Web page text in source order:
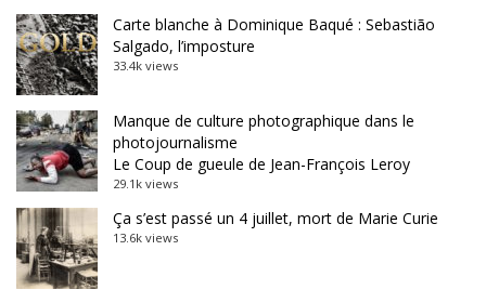
Carte blanche à Dominique Baqué : Sebastião
Salgado, l’imposture
33.4k views
Manque de culture photographique dans le
photojournalisme
Le Coup de gueule de Jean-François Leroy
29.1k views
Ça s’est passé un 4 juillet, mort de Marie Curie
13.6k views